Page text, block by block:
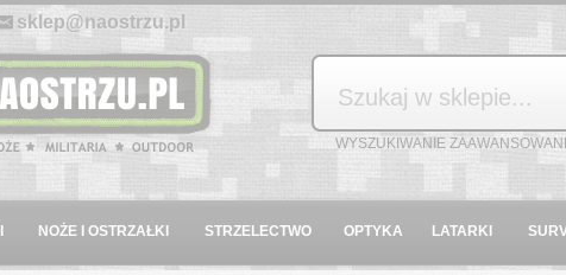
E-mail:
sklep@naostrzu.pl
Szukaj
WYSZUKIWANIE
NOŻE I OSTRZAŁKI STRZELECTWO OPTYKA LATARKI